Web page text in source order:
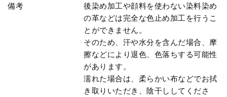
備考
後染め加工や顔料を使わない染料染め
の革などは完全な色止め加工を行うこ
とができません。
そのため、汗や水分を含んだ場合、摩
擦などにより退色、色落ちする可能性
があります。
濡れた場合は、柔らかい布などでお拭
き取りいただき、陰干ししてくださ